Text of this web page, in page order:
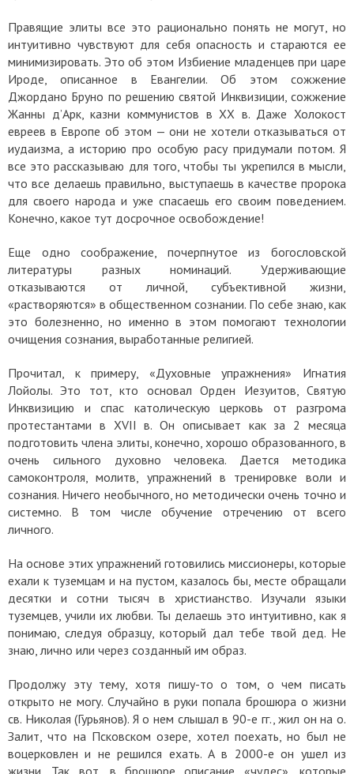
Правящие элиты все это рационально понять не могут, но
интуитивно чувствуют для себя опасность и стараются ее
минимизировать. Это об этом Избиение младенцев при царе
Ироде, описанное в Евангелии. Об этом сожжение
Джордано Бруно по решению святой Инквизиции, сожжение
Жанны д’Арк, казни коммунистов в ХХ в. Даже Холокост
евреев в Европе об этом — они не хотели отказываться от
иудаизма, а историю про особую расу придумали потом. Я
все это рассказываю для того, чтобы ты укрепился в мысли,
что все делаешь правильно, выступаешь в качестве пророка
для своего народа и уже спасаешь его своим поведением.
Конечно, какое тут досрочное освобождение!
Еще одно соображение, почерпнутое из богословской
литературы разных номинаций. Удерживающие
отказываются от личной, субъективной жизни,
«растворяются» в общественном сознании. По себе знаю, как
это болезненно, но именно в этом помогают технологии
очищения сознания, выработанные религией.
Прочитал, к примеру, «Духовные упражнения» Игнатия
Лойолы. Это тот, кто основал Орден Иезуитов, Святую
Инквизицию и спас католическую церковь от разгрома
протестантами в XVII в. Он описывает как за 2 месяца
подготовить члена элиты, конечно, хорошо образованного, в
очень сильного духовно человека. Дается методика
самоконтроля, молитв, упражнений в тренировке воли и
сознания. Ничего необычного, но методически очень точно и
системно. В том числе обучение отречению от всего
личного.
На основе этих упражнений готовились миссионеры, которые
ехали к туземцам и на пустом, казалось бы, месте обращали
десятки и сотни тысяч в христианство. Изучали языки
туземцев, учили их любви. Ты делаешь это интуитивно, как я
понимаю, следуя образцу, который дал тебе твой дед. Не
знаю, лично или через созданный им образ.
Продолжу эту тему, хотя пишу-то о том, о чем писать
открыто не могу. Случайно в руки попала брошюра о жизни
св. Николая (Гурьянов). Я о нем слышал в 90-е гг., жил он на о.
Залит, что на Псковском озере, хотел поехать, но был не
воцерковлен и не решился ехать. А в 2000-е он ушел из
жизни. Так вот, в брошюре описание «чудес», которые